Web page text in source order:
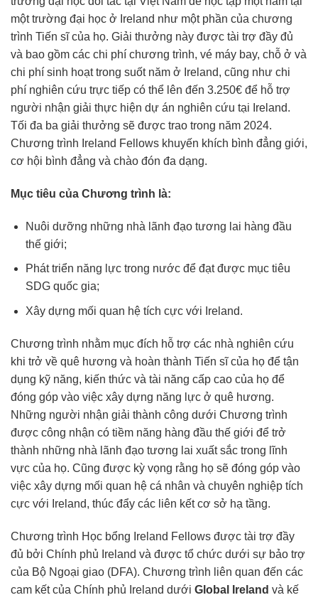
một trường đại học ở Ireland như một phần của chương
trình Tiến sĩ của họ. Giải thưởng này được tài trợ đầy đủ
và bao gồm các chi phí chương trình, vé máy bay, chỗ ở và
chi phí sinh hoạt trong suốt năm ở Ireland, cũng như chi
phí nghiên cứu trực tiếp có thể lên đến 3.250€ để hỗ trợ
người nhận giải thực hiện dự án nghiên cứu tại Ireland.
Tối đa ba giải thưởng sẽ được trao trong năm 2024.
Chương trình Ireland Fellows khuyến khích bình đẳng giới,
cơ hội bình đẳng và chào đón đa dạng.
Mục tiêu của Chương trình là:
Nuôi dưỡng những nhà lãnh đạo tương lai hàng đầu
thế giới;
Phát triển năng lực trong nước để đạt được mục tiêu
SDG quốc gia;
Xây dựng mối quan hệ tích cực với Ireland.
Chương trình nhằm mục đích hỗ trợ các nhà nghiên cứu
khi trở về quê hương và hoàn thành Tiến sĩ của họ để tận
dụng kỹ năng, kiến thức và tài năng cấp cao của họ để
đóng góp vào việc xây dựng năng lực ở quê hương.
Những người nhận giải thành công dưới Chương trình
được công nhận có tiềm năng hàng đầu thế giới để trở
thành những nhà lãnh đạo tương lai xuất sắc trong lĩnh
vực của họ. Cũng được kỳ vọng rằng họ sẽ đóng góp vào
việc xây dựng mối quan hệ cá nhân và chuyên nghiệp tích
cực với Ireland, thúc đẩy các liên kết cơ sở hạ tầng.
Chương trình Học bổng Ireland Fellows được tài trợ đầy
đủ bởi Chính phủ Ireland và được tổ chức dưới sự bảo trợ
của Bộ Ngoại giao (DFA). Chương trình liên quan đến các
cam kết của Chính phủ Ireland dưới Global Ireland và kế